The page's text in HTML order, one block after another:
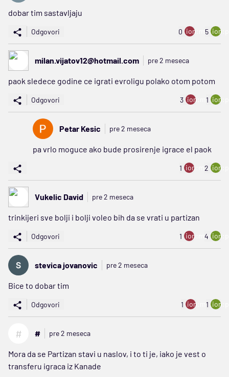
dobar tim sastavljaju
Odgovori 0 ion:minus
5
milan.vijatov12@hotmail.com pre 2 meseca
paok sledece godine ce igrati evroligu polako otom potom
Odgovori 3 ion:minus
1
Petar Kesic pre 2 meseca
pa vrlo moguce ako bude prosirenje igrace el paok
1 ion:minus
2
Vukelic David pre 2 meseca
trinkijeri sve bolji i bolji voleo bih da se vrati u partizan
Odgovori 1 ion:minus
4
stevica jovanovic pre 2 meseca
Bice to dobar tim
Odgovori 1 ion:minus
1
# # pre 2 meseca
Mora da se Partizan stavi u naslov, i to ti je, iako je vest o
transferu igraca iz Kanade